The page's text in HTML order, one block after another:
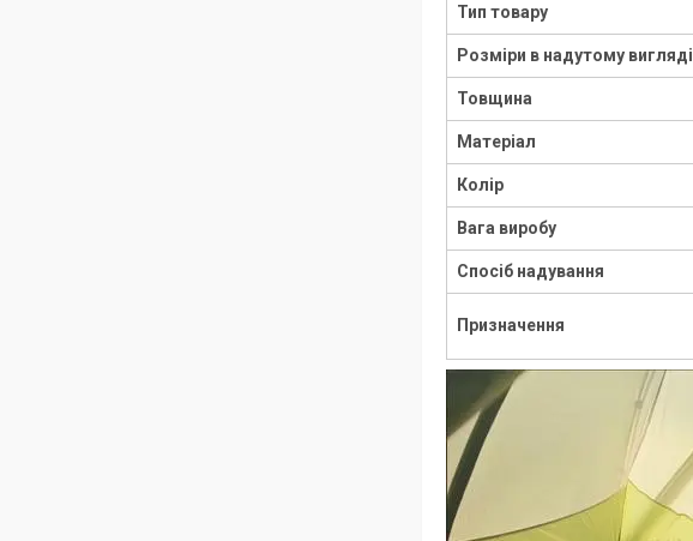
Тип товару
Розміри в надутому вигляді
Товщина
Матеріал
Колір
Вага виробу
Спосіб надування
Призначення